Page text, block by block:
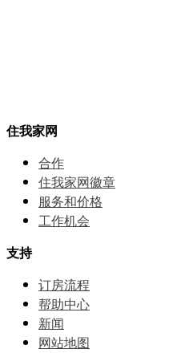
住我家网
合作
住我家网徽章
服务和价格
⼯作机会
支持
订房流程
帮助中⼼
新闻
网站地图